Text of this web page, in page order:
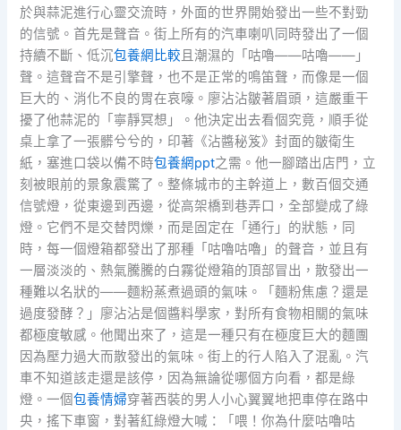
於與蒜泥進行心靈交流時，外面的世界開始發出一些不對勁
的信號。首先是聲音。街上所有的汽車喇叭同時發出了一個
持續不斷、低沉包養網比較 且潮濕的「咕嚕——咕嚕——」
聲。這聲音不是引擎聲，也不是正常的鳴笛聲，而像是一個
巨大的、消化不良的胃在哀嚎。廖沾沾皺著眉頭，這嚴重干
擾了他蒜泥的「寧靜冥想」。他決定出去看個究竟，順手從
桌上拿了一張髒兮兮的，印著《沾醬秘笈》封面的皺衛生
紙，塞進口袋以備不時包養網ppt之需。他一腳踏出店門，立
刻被眼前的景象震驚了。整條城市的主幹道上，數百個交通
信號燈，從東邊到西邊，從高架橋到巷弄口，全部變成了綠
燈。它們不是交替閃爍，而是固定在「通行」的狀態，同
時，每一個燈箱都發出了那種「咕嚕咕嚕」的聲音，並且有
一層淡淡的、熱氣騰騰的白霧從燈箱的頂部冒出，散發出一
種難以名狀的——麵粉蒸煮過頭的氣味。「麵粉焦慮？還是
過度發酵？」廖沾沾是個醬料學家，對所有食物相關的氣味
都極度敏感。他聞出來了，這是一種只有在極度巨大的麵團
因為壓力過大而散發出的氣味。街上的行人陷入了混亂。汽
車不知道該走還是該停，因為無論從哪個方向看，都是綠
燈。一個包養情婦穿著西裝的男人小心翼翼地把車停在路中
央，搖下車窗，對著紅綠燈大喊：「喂！你為什麼咕嚕咕